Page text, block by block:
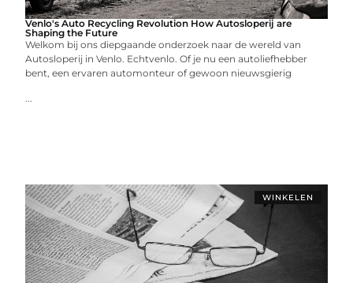
Venlo's Auto Recycling Revolution How Autosloperij are
Shaping the Future
Welkom bij ons diepgaande onderzoek naar de wereld van
Autosloperij in Venlo. Echtvenlo. Of je nu een autoliefhebber
bent, een ervaren automonteur of gewoon nieuwsgierig
...
WINKELEN